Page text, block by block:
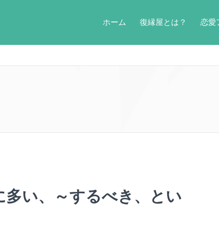
ホーム 復縁屋とは？ 恋愛
い、～するべき、とい